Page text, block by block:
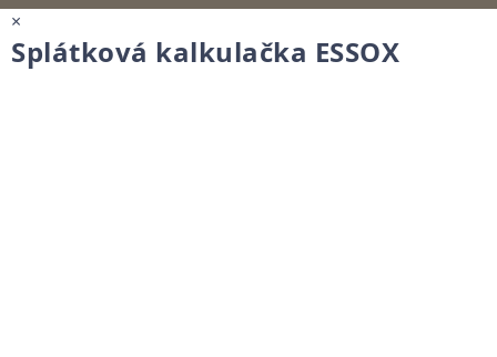
×
Splátková kalkulačka ESSOX